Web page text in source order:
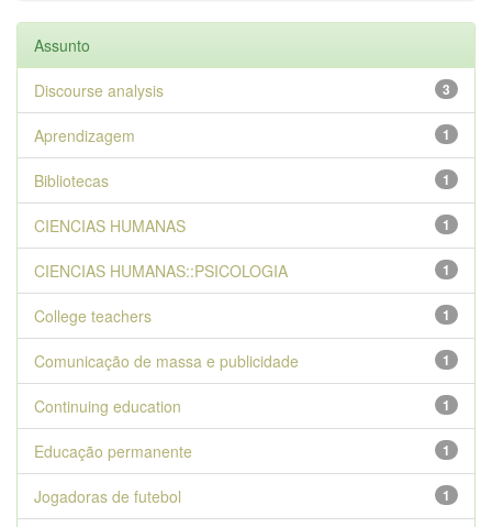
Assunto
3
Discourse analysis
1
Aprendizagem
1
Bibliotecas
1
CIENCIAS HUMANAS
1
CIENCIAS HUMANAS::PSICOLOGIA
1
College teachers
1
Comunicação de massa e publicidade
1
Continuing education
1
Educação permanente
1
Jogadoras de futebol